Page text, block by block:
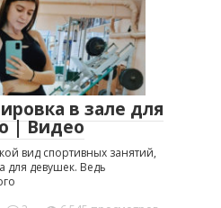
в зале для
| Видео
вид спортивных занятий,
для девушек. Ведь